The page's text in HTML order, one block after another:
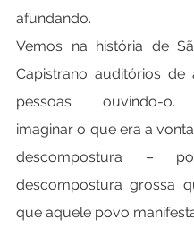
afundando.
Vemos na história de
Capistrano auditórios de
pessoas ouvindo-o.
imaginar o que era a
descompostura –
descompostura grossa
que aquele povo